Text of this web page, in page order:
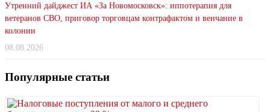
Утренний дайджест ИА «За Новомосковск»: иппотерапия для
ветеранов СВО, приговор торговцам контрафактом и венчание в
колонии
08.08.2026
Популярные статьи